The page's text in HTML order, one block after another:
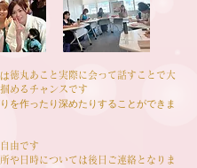
徳丸あこと実際に会って話すことで大
めるチャンスです
を作ったり深めたりすることができま
由です
や日時については後日ご連絡となりま